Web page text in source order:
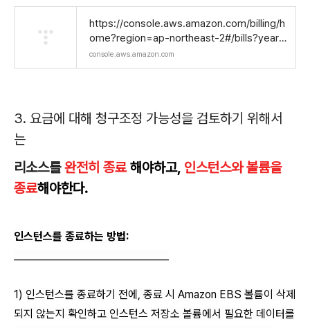
https://console.aws.amazon.com/billing/h
ome?region=ap-northeast-2#/bills?year=
2021&month=7
console.aws.amazon.com
3. 요금에 대해 청구조정 가능성을 검토하기 위해서
는
리소스를 완전히 종료해야하고, 인스턴스와 볼륨을
종료해야한다.
인스턴스를 종료하는 방법:
1) 인스턴스를 종료하기 전에, 종료 시 Amazon EBS 볼륨이 삭제
되지 않는지 확인하고 인스턴스 저장소 볼륨에서 필요한 데이터를